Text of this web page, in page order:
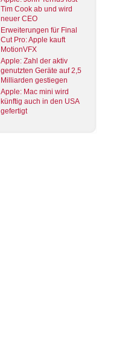
Tim Cook ab und wird
neuer CEO
Erweiterungen für Final
Cut Pro: Apple kauft
MotionVFX
Apple: Zahl der aktiv
genutzten Geräte auf 2,5
Milliarden gestiegen
Apple: Mac mini wird
künftig auch in den USA
gefertigt